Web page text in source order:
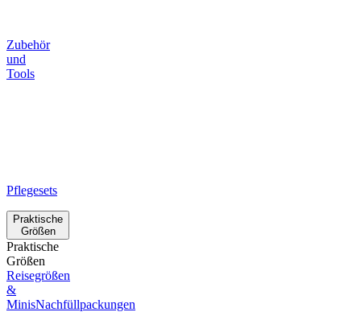
Zubehör
und
Tools
Pflegesets
Praktische
Größen
Praktische
Größen
Reisegrößen
&
MinisNachfüllpackungen